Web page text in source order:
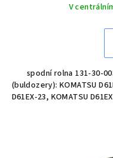
V
spodní rolna 131-30-
(buldozery): KOMATSU
D61EX-23, KOMATSU